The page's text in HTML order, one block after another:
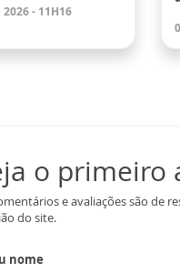
2026 - 11H16
o primeiro
e avaliações são de
do site.
nome